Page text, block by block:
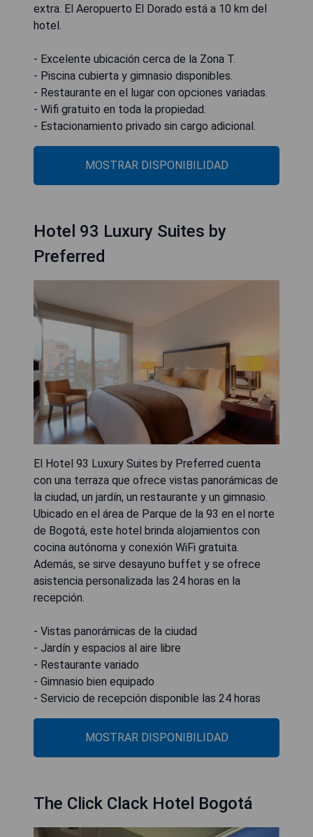
extra. El Aeropuerto El Dorado está a 10 km del
hotel.
- Excelente ubicación cerca de la Zona T.
- Piscina cubierta y gimnasio disponibles.
- Restaurante en el lugar con opciones variadas.
- Wifi gratuito en toda la propiedad.
- Estacionamiento privado sin cargo adicional.
MOSTRAR DISPONIBILIDAD
Hotel 93 Luxury Suites by
Preferred
El Hotel 93 Luxury Suites by Preferred cuenta
con una terraza que ofrece vistas panorámicas de
la ciudad, un jardín, un restaurante y un gimnasio.
Ubicado en el área de Parque de la 93 en el norte
de Bogotá, este hotel brinda alojamientos con
cocina autónoma y conexión WiFi gratuita.
Además, se sirve desayuno buffet y se ofrece
asistencia personalizada las 24 horas en la
recepción.
- Vistas panorámicas de la ciudad
- Jardín y espacios al aire libre
- Restaurante variado
- Gimnasio bien equipado
- Servicio de recepción disponible las 24 horas
MOSTRAR DISPONIBILIDAD
The Click Clack Hotel Bogotá